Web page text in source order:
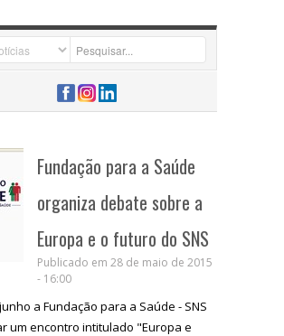
Fundação para a Saúde
organiza debate sobre a
Europa e o futuro do SNS
Publicado em 28 de maio de 2015
- 16:00
a Fundação para a Saúde - SNS
um encontro intitulado "Europa e